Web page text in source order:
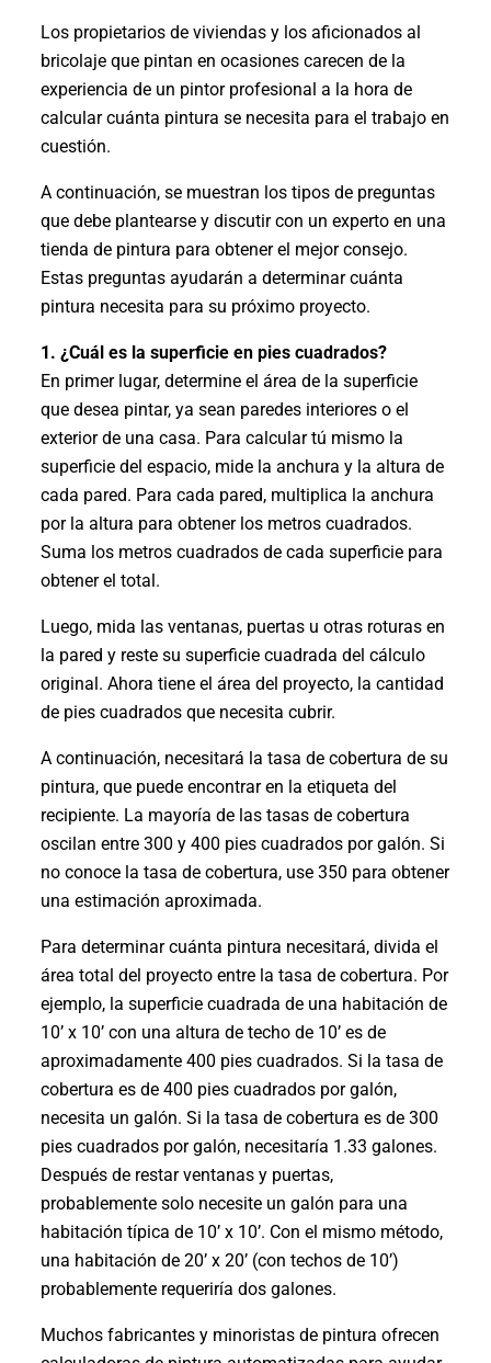
Los propietarios de viviendas y los aficionados al
bricolaje que pintan en ocasiones carecen de la
experiencia de un pintor profesional a la hora de
calcular cuánta pintura se necesita para el trabajo en
cuestión.
A continuación, se muestran los tipos de preguntas
que debe plantearse y discutir con un experto en una
tienda de pintura para obtener el mejor consejo.
Estas preguntas ayudarán a determinar cuánta
pintura necesita para su próximo proyecto.
1. ¿Cuál es la superficie en pies cuadrados?
En primer lugar, determine el área de la superficie
que desea pintar, ya sean paredes interiores o el
exterior de una casa. Para calcular tú mismo la
superficie del espacio, mide la anchura y la altura de
cada pared. Para cada pared, multiplica la anchura
por la altura para obtener los metros cuadrados.
Suma los metros cuadrados de cada superficie para
obtener el total.
Luego, mida las ventanas, puertas u otras roturas en
la pared y reste su superficie cuadrada del cálculo
original. Ahora tiene el área del proyecto, la cantidad
de pies cuadrados que necesita cubrir.
A continuación, necesitará la tasa de cobertura de su
pintura, que puede encontrar en la etiqueta del
recipiente. La mayoría de las tasas de cobertura
oscilan entre 300 y 400 pies cuadrados por galón. Si
no conoce la tasa de cobertura, use 350 para obtener
una estimación aproximada.
Para determinar cuánta pintura necesitará, divida el
área total del proyecto entre la tasa de cobertura. Por
ejemplo, la superficie cuadrada de una habitación de
10’ x 10’ con una altura de techo de 10’ es de
aproximadamente 400 pies cuadrados. Si la tasa de
cobertura es de 400 pies cuadrados por galón,
necesita un galón. Si la tasa de cobertura es de 300
pies cuadrados por galón, necesitaría 1.33 galones.
Después de restar ventanas y puertas,
probablemente solo necesite un galón para una
habitación típica de 10’ x 10’. Con el mismo método,
una habitación de 20’ x 20’ (con techos de 10’)
probablemente requeriría dos galones.
Muchos fabricantes y minoristas de pintura ofrecen